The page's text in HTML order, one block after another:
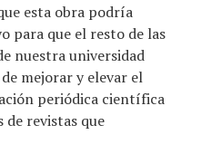
esta obra podría
para que el resto de las
nuestra universidad
mejorar y elevar el
periódica científica
de revistas que